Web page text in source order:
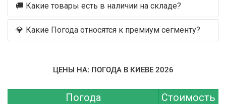
🚚 Какие товары есть в наличии на складе?
💎 Какие Погода относятся к премиум сегменту?
ЦЕНЫ НА: ПОГОДА В КИЕВЕ 2026
Погода Стоимость